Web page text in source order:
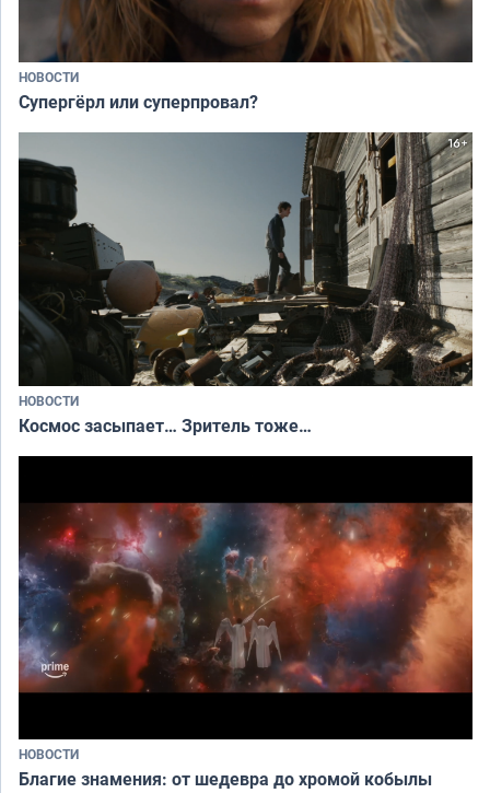
НОВОСТИ
Супергёрл или суперпровал?
НОВОСТИ
Космос засыпает… Зритель тоже…
НОВОСТИ
Благие знамения: от шедевра до хромой кобылы